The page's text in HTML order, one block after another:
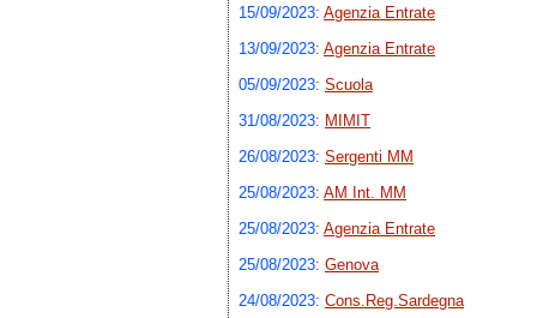
15/09/2023: Agenzia Entrate
13/09/2023: Agenzia Entrate
05/09/2023: Scuola
31/08/2023: MIMIT
26/08/2023: Sergenti MM
25/08/2023: AM Int. MM
25/08/2023: Agenzia Entrate
25/08/2023: Genova
24/08/2023: Cons.Reg.Sardegna